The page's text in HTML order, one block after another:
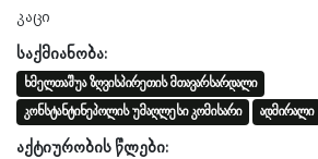
კაცი
საქმიანობა:
ხმელთაშუა ზღვისპირეთის მთავარსარდალი
კონსტანტინეპოლის უმაღლესი კომისარი
ადმირალი
აქტიურობის წლები: